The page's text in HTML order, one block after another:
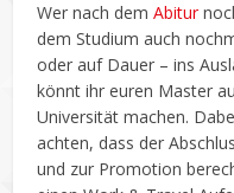
Wer nach demAbitur
dem Studium auch
oder auf Dauer – ins
könnt ihr euren Master
Universität machen.
achten, dass der
und zur Promotion